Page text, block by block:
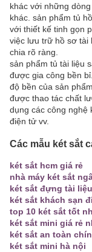
khác với những
khác. sản phẩm tủ
với thiết kế tinh gọn
việc lưu trữ hồ sơ tài
chia rõ ràng.
sản phẩm tủ tài liệu
được gia công bền
độ bền của sản
được thao tác chất
dụng các công nghệ
điện tử vv.
Các mẫu két sắt
két sắt hcm giá rẻ
nhà máy két sắt
két sắt đựng tài
két sắt khách sạn
top 10 két sắt tốt
két sắt mini giá rẻ
két sắt an toàn
két sắt mini hà nội